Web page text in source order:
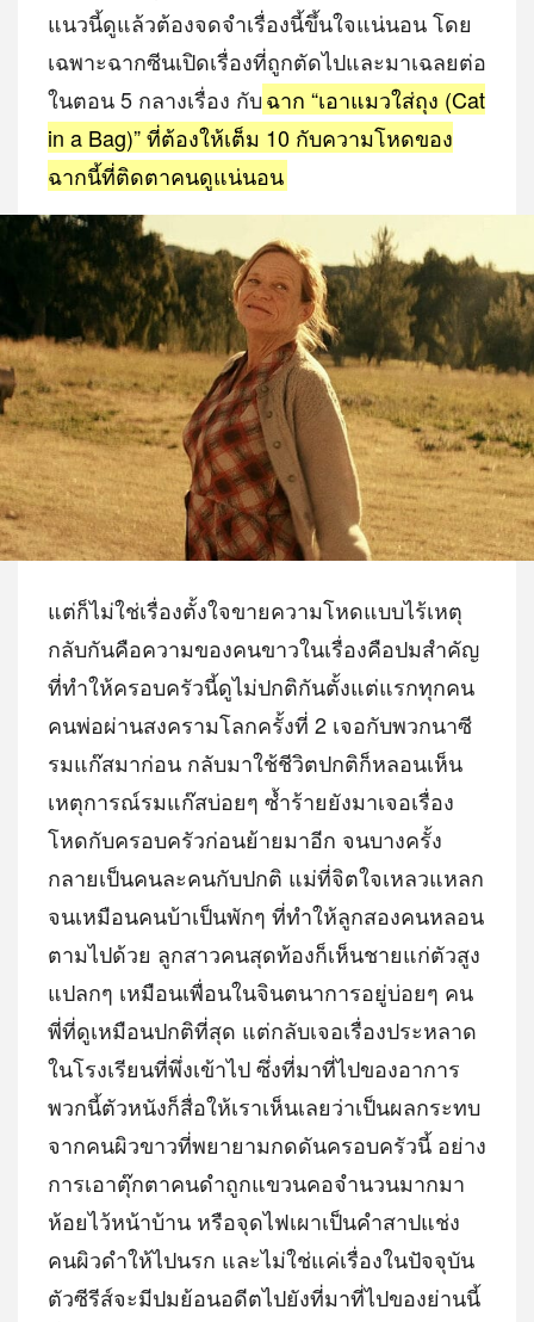
แนวนี้ดูแล้วต้องจดจำเรื่องนี้ขึ้นใจแน่นอน โดย
เฉพาะฉากซีนเปิดเรื่องที่ถูกตัดไปและมาเฉลยต่อ
ในตอน 5 กลางเรื่อง กับฉาก “เอาแมวใส่ถุง (Cat
in a Bag)” ที่ต้องให้เต็ม 10 กับความโหดของ
ฉากนี้ที่ติดตาคนดูแน่นอน
แต่ก็ไม่ใช่เรื่องตั้งใจขายความโหดแบบไร้เหตุ
กลับกันคือความของคนขาวในเรื่องคือปมสำคัญ
ที่ทำให้ครอบครัวนี้ดูไม่ปกติกันตั้งแต่แรกทุกคน
คนพ่อผ่านสงครามโลกครั้งที่ 2 เจอกับพวกนาซี
รมแก๊สมาก่อน กลับมาใช้ชีวิตปกติก็หลอนเห็น
เหตุการณ์รมแก๊สบ่อยๆ ซ้ำร้ายยังมาเจอเรื่อง
โหดกับครอบครัวก่อนย้ายมาอีก จนบางครั้ง
กลายเป็นคนละคนกับปกติ แม่ที่จิตใจเหลวแหลก
จนเหมือนคนบ้าเป็นพักๆ ที่ทำให้ลูกสองคนหลอน
ตามไปด้วย ลูกสาวคนสุดท้องก็เห็นชายแก่ตัวสูง
แปลกๆ เหมือนเพื่อนในจินตนาการอยู่บ่อยๆ คน
พี่ที่ดูเหมือนปกติที่สุด แต่กลับเจอเรื่องประหลาด
ในโรงเรียนที่พึ่งเข้าไป ซึ่งที่มาที่ไปของอาการ
พวกนี้ตัวหนังก็สื่อให้เราเห็นเลยว่าเป็นผลกระทบ
จากคนผิวขาวที่พยายามกดดันครอบครัวนี้ อย่าง
การเอาตุ๊กตาคนดำถูกแขวนคอจำนวนมากมา
ห้อยไว้หน้าบ้าน หรือจุดไฟเผาเป็นคำสาปแช่ง
คนผิวดำให้ไปนรก และไม่ใช่แค่เรื่องในปัจจุบัน
ตัวซีรีส์จะมีปมย้อนอดีตไปยังที่มาที่ไปของย่านนี้